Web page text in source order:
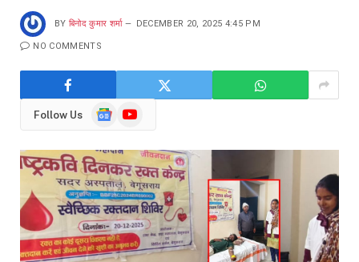
BY बिनोद कुमार शर्मा DECEMBER 20, 2025 4:45 PM
NO COMMENTS
Follow Us
GoogleYouTube